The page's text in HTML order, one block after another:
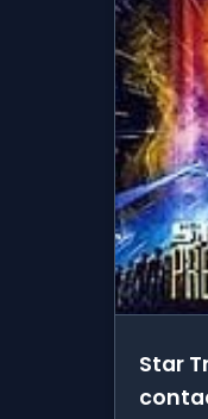
Star